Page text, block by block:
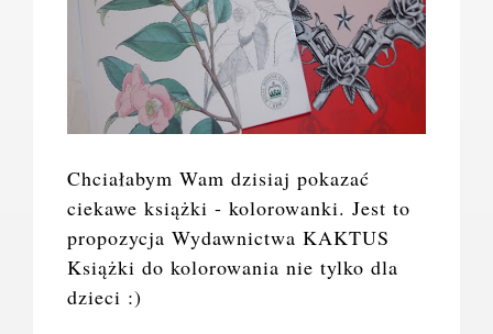
Chciałabym Wam dzisiaj pokazać
ciekawe książki - kolorowanki. Jest to
propozycja Wydawnictwa KAKTUS
Książki do kolorowania nie tylko dla
dzieci :)